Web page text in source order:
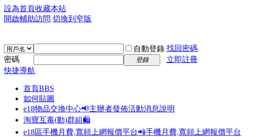
設為首頁收藏本站
開啟輔助訪問 切換到窄版
自動登錄 找回密碼
密碼
登錄
立即註冊
快捷導航
首頁BBS
如何貼圖
e18物品交換中心📢主辦者發佈活動消息說明
淘寶互毒(動)群組🛍️
e18區手機月費,寬頻上網報價平台📲手機月費,寬頻上網報價平台